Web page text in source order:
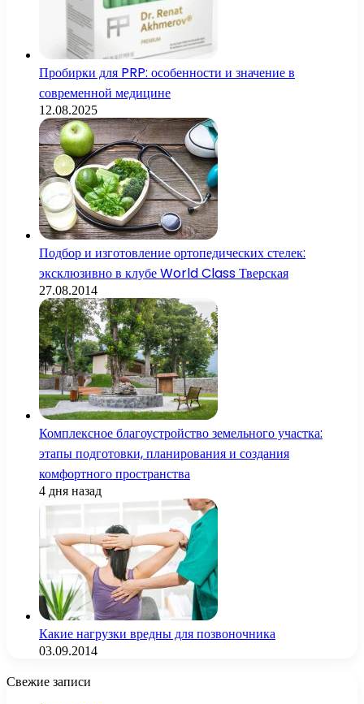
Пробирки для PRP: особенности и значение в
современной медицине
12.08.2025
Подбор и изготовление ортопедических стелек:
эксклюзивно в клубе World Class Тверская
27.08.2014
Комплексное благоустройство земельного участка:
этапы подготовки, планирования и создания
комфортного пространства
4 дня назад
Какие нагрузки вредны для позвоночника
03.09.2014
Свежие записи